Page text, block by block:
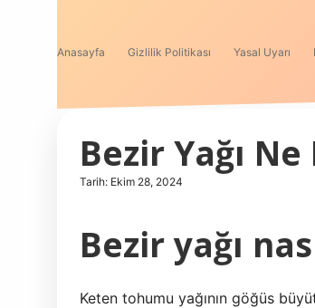
Anasayfa Gizlilik Politikası Yasal Uyarı
Bezir Yağı
Tarih: Ekim 28, 2024
Bezir yağı
Keten tohumu yağının göğüs